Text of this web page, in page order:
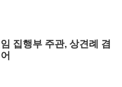
집행부 주관, 상견례 겸